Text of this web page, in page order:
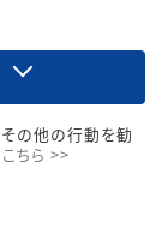
の他の行動を勧
ちら >>